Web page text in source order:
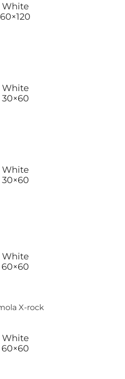
White
60×120
White
30×60
White
30×60
White
60×60
White
60×60